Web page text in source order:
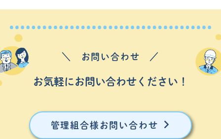
＼ お問い合わせ ／
お気軽にお問い合わせください！
管理組合様お問い合わせ